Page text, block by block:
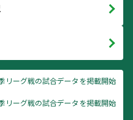
リーグ戦の試合データを掲載開始
リーグ戦の試合データを掲載開始